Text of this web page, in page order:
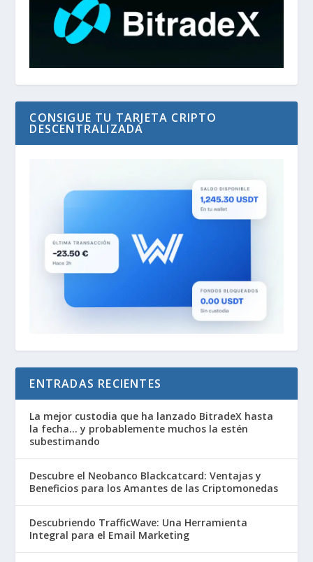
CONSIGUE TU TARJETA CRIPTO
DESCENTRALIZADA
ENTRADAS RECIENTES
La mejor custodia que ha lanzado BitradeX hasta
la fecha… y probablemente muchos la estén
subestimando
Descubre el Neobanco Blackcatcard: Ventajas y
Beneficios para los Amantes de las Criptomonedas
Descubriendo TrafficWave: Una Herramienta
Integral para el Email Marketing